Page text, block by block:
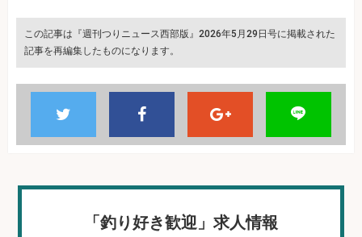
この記事は『週刊つりニュース西部版』2026年5月29日号に掲載された
記事を再編集したものになります。
「釣り好き歓迎」求人情報